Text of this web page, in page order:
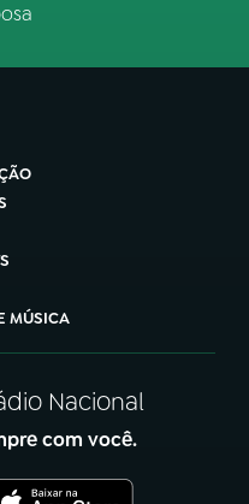
MÚSICA
Nacional
com você.